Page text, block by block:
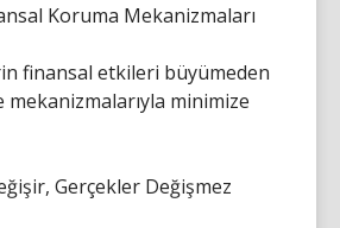
Koruma Mekanizmaları
finansal etkileri büyümeden
minimize
Gerçekler Değişmez